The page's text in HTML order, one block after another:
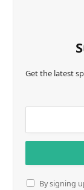
Get the latest
By signing